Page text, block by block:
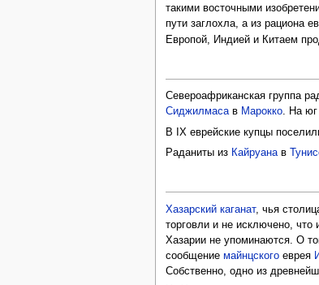
такими восточными
пути заглохла, а из рациона
Европой, Индией и Китаем
Североафриканская группа
Сиджилмасав Марокко. На юг
В IX еврейские купцы
Раданиты из Кайруанав
Хазарский каганат, чья
торговли и не исключено,
Хазарии не упоминаются. О
сообщениемайнцского еврея
Собственно, одно из